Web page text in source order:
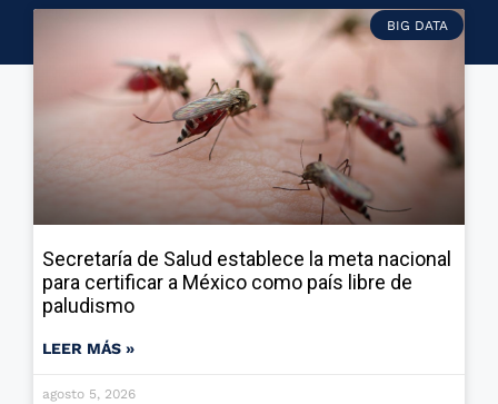
BIG DATA
Secretaría de Salud establece la meta nacional
para certificar a México como país libre de
paludismo
LEER MÁS »
agosto 5, 2026